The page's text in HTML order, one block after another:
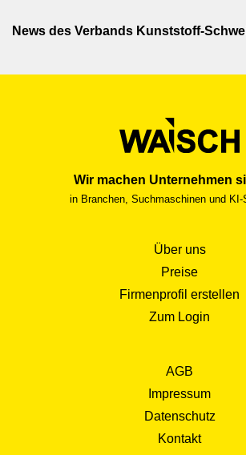
News des Verbands Kunststoff-
Wir machen Unternehmen
in Branchen, Suchmaschinen und KI-
Über uns
Preise
Firmenprofil erstellen
Zum Login
AGB
Impressum
Datenschutz
Kontakt